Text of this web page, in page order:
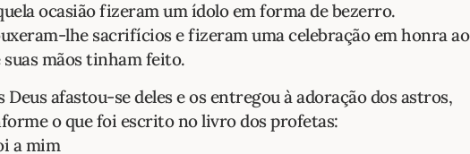
ocasião fizeram um ídolo em forma de bezerro.
lhe sacrifícios e fizeram uma celebração em honra ao
suas mãos tinham feito.
Deus afastou-se deles e os entregou à adoração dos astros,
o que foi escrito no livro dos profetas:
a mim